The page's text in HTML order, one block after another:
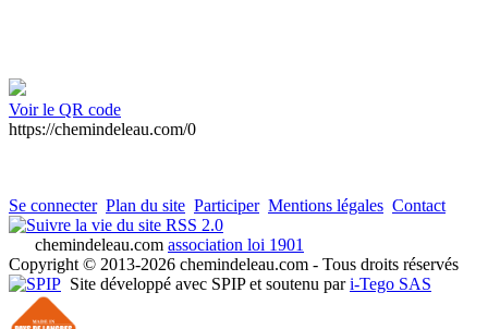
Voir le QR code
https://chemindeleau.com/0
Se connecter Plan du site Participer Mentions légales Contact
RSS 2.0
chemindeleau.com association loi 1901
Copyright © 2013-2026 chemindeleau.com - Tous droits réservés
Site développé avec SPIP et soutenu pari-Tego SAS